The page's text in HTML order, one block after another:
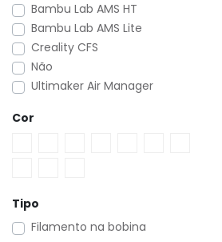
Bambu Lab AMS HT
Bambu Lab AMS Lite
Creality CFS
Não
Ultimaker Air Manager
Cor
Tipo
Filamento na bobina